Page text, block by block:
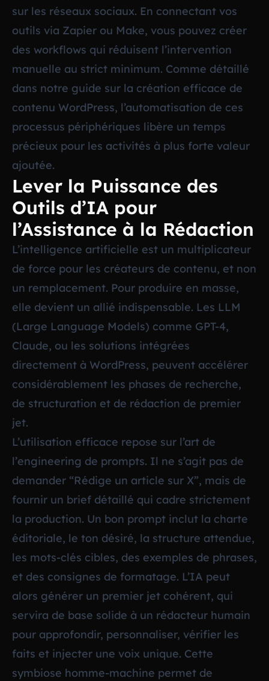
sur les réseaux sociaux. En connectant vos
outils via Zapier ou Make, vous pouvez créer
des workflows qui réduisent l’intervention
manuelle au strict minimum. Comme détaillé
dans notre guide sur la création efficace de
contenu WordPress, l’automatisation de ces
processus périphériques libère un temps
précieux pour les activités à plus forte valeur
ajoutée.
Lever la Puissance des
Outils d’IA pour
l’Assistance à la Rédaction
L’intelligence artificielle est un multiplicateur
de force pour les créateurs de contenu, et non
un remplacement. Pour produire en masse,
elle devient un allié indispensable. Les LLM
(Large Language Models) comme GPT-4,
Claude, ou les solutions intégrées
directement à WordPress, peuvent accélérer
considérablement les phases de recherche,
de structuration et de rédaction de premier
jet.
L’utilisation efficace repose sur l’art de
l’engineering de prompts. Il ne s’agit pas de
demander “Rédige un article sur X”, mais de
fournir un brief détaillé qui cadre strictement
la production. Un bon prompt inclut la charte
éditoriale, le ton désiré, la structure attendue,
les mots-clés cibles, des exemples de phrases,
et des consignes de formatage. L’IA peut
alors générer un premier jet cohérent, qui
servira de base solide à un rédacteur humain
pour approfondir, personnaliser, vérifier les
faits et injecter une voix unique. Cette
symbiose homme-machine permet de